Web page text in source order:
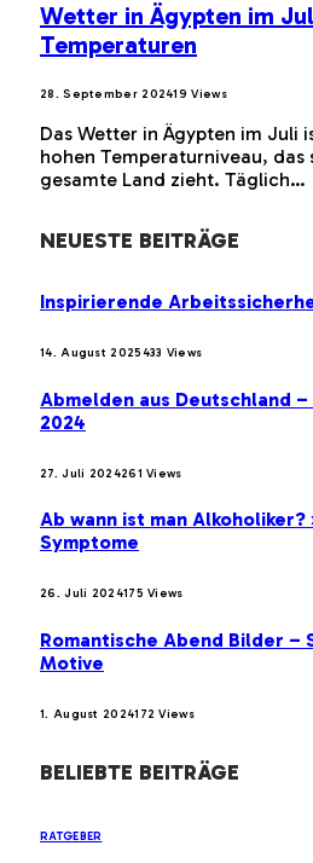
Wetter in Ägypten im
Temperaturen
28. September 202419Views
Das Wetter in Ägypten im Juli
hohen Temperaturniveau, das
gesamte Land zieht. Täglich…
NEUESTE BEITRÄGE
Inspirierende
14. August 2025433 Views
Abmelden aus Deutschland
2024
27. Juli 2024261Views
Ab wann ist man Alkoholiker?
Symptome
26. Juli 2024175Views
Romantische Abend Bilder –
Motive
1. August 2024172Views
BELIEBTE BEITRÄGE
RATGEBER